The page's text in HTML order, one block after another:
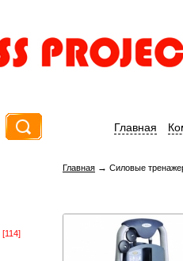
Главная
[114]
Главная → Силовые